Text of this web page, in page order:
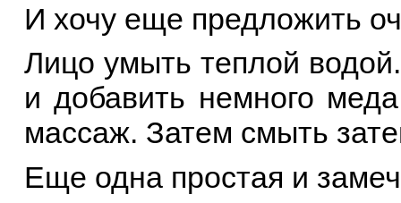
И хочу еще предложить
Лицо умыть теплой
и добавить немного
массаж. Затем смыть
Еще одна простая и